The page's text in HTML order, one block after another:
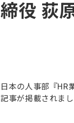
締役 荻
日本の人事部『HR
記事が掲載されまし